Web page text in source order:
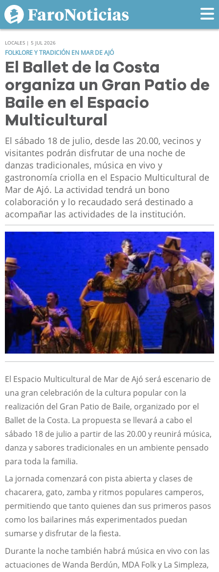
LOCALES | 5 JUL 2026
FOLKLORE Y TRADICIÓN EN MAR DE AJÓ
El Ballet de la Costa
organiza un Gran Patio de
Baile en el Espacio
Multicultural
El sábado 18 de julio, desde las 20.00, vecinos y
visitantes podrán disfrutar de una noche de
danzas tradicionales, música en vivo y
gastronomía criolla en el Espacio Multicultural de
Mar de Ajó. La actividad tendrá un bono
colaboración y lo recaudado será destinado a
acompañar las actividades de la institución.
El Espacio Multicultural de Mar de Ajó será escenario de
una gran celebración de la cultura popular con la
realización del Gran Patio de Baile, organizado por el
Ballet de la Costa. La propuesta se llevará a cabo el
sábado 18 de julio a partir de las 20.00 y reunirá música,
danza y sabores tradicionales en un ambiente pensado
para toda la familia.
La jornada comenzará con pista abierta y clases de
chacarera, gato, zamba y ritmos populares camperos,
permitiendo que tanto quienes dan sus primeros pasos
como los bailarines más experimentados puedan
sumarse y disfrutar de la fiesta.
Durante la noche también habrá música en vivo con las
actuaciones de Wanda Berdún, MDA Folk y La Simpleza,